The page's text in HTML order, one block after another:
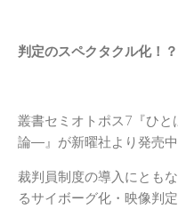
判定のスペクタクル化！？
叢書セミオトポス7『ひ
論―』が新曜社より発売中
裁判員制度の導入にとも
るサイボーグ化・映像判